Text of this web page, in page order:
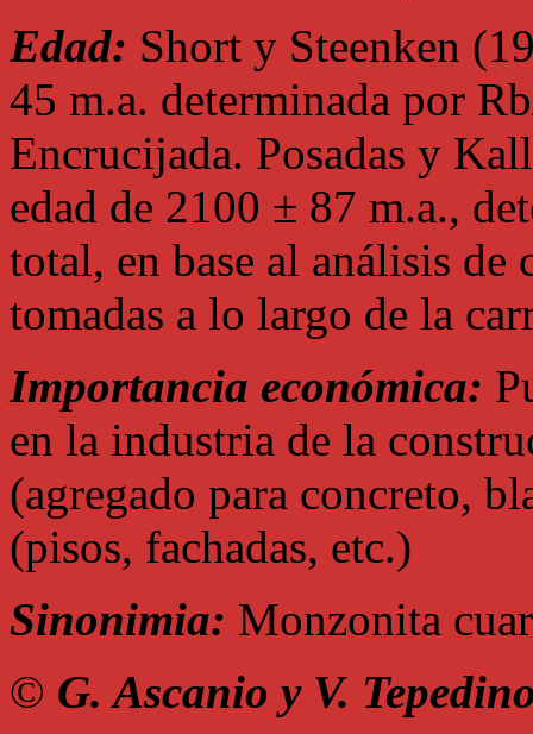
Edad: Short y Steenken
45 m.a. determinada por
Encrucijada. Posadas y
edad de 2100 ± 87 m.a.,
total, en base al análisis
tomadas a lo largo de la
Importancia económica:
en la industria de la
(agregado para concreto,
(pisos, fachadas, etc.)
Sinonimia: Monzonita
© G. Ascanio y V.